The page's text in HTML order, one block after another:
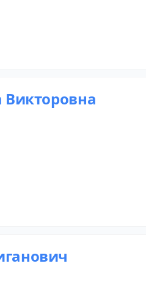
Викторовна